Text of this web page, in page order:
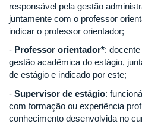
responsável pela gestão
juntamente com o professor
indicar o professor orientador;
- Professor orientador*:
gestão acadêmica do estágio,
de estágio e indicado por este;
- Supervisor de estágio:
com formação ou experiência
conhecimento desenvolvida no